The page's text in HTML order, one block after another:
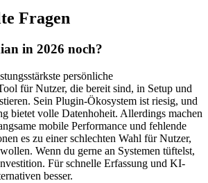
Fragen
in 2026 noch?
persönliche
für Nutzer, die bereit sind, in Setup und
Sein Plugin-Ökosystem ist riesig, und
bietet volle Datenhoheit. Allerdings machen
mobile Performance und fehlende
es zu einer schlechten Wahl für Nutzer,
Wenn du gerne an Systemen tüftelst,
Für schnelle Erfassung und KI-
besser.